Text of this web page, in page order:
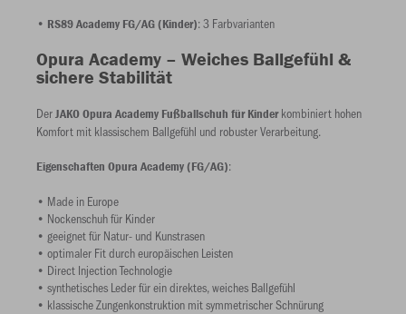
• RS89 Academy FG/AG (Kinder): 3 Farbvarianten
Opura Academy – Weiches Ballgefühl &
sichere Stabilität
DerJAKO Opura Academy Fußballschuh für Kinderkombiniert hohen
Komfort mit klassischem Ballgefühl und robuster Verarbeitung.
Eigenschaften Opura Academy (FG/AG):
• Made in Europe
• Nockenschuh für Kinder
• geeignet für Natur- und Kunstrasen
• optimaler Fit durch europäischen Leisten
• Direct Injection Technologie
• synthetisches Leder für ein direktes, weiches Ballgefühl
• klassische Zungenkonstruktion mit symmetrischer Schnürung